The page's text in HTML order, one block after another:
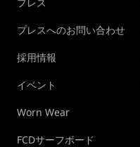
プレスへのお問い合わせ
採用情報
イベント
Worn Wear
FCDサーフボード